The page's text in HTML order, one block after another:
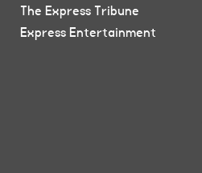
The Express Tribune
Express Entertainment